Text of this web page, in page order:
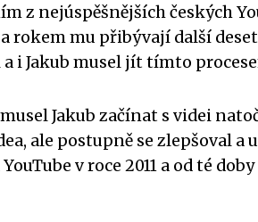
z nejúspěšnějších českých
rokem mu přibývají další
a i Jakub musel jít tímto
Jakub začínat s videi
ale postupně se zlepšoval
v roce 2011 a od té